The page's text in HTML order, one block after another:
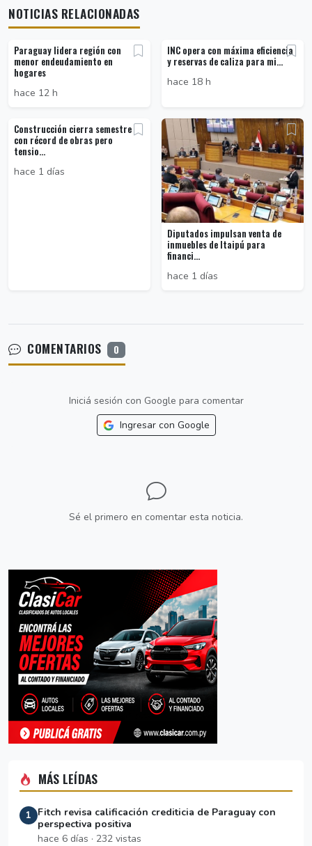
NOTICIAS RELACIONADAS
Paraguay lidera región con
menor endeudamiento en
hogares
hace 12 h
INC opera con máxima eficiencia
y reservas de caliza para mi...
hace 18 h
Construcción cierra semestre
con récord de obras pero
tensio...
hace 1 días
Diputados impulsan venta de
inmuebles de Itaipú para
financi...
hace 1 días
COMENTARIOS 0
Iniciá sesión con Google para comentar
Ingresar con Google
Sé el primero en comentar esta noticia.
MÁS LEÍDAS
1
Fitch revisa calificación crediticia de Paraguay con
perspectiva positiva
hace 6 días · 232 vistas